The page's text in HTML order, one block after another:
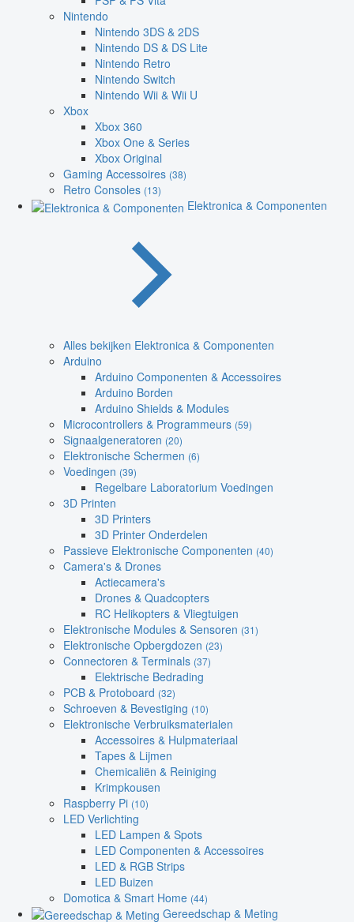
Nintendo
Nintendo 3DS & 2DS
Nintendo DS & DS Lite
Nintendo Retro
Nintendo Switch
Nintendo Wii & Wii U
Xbox
Xbox 360
Xbox One & Series
Xbox Original
Gaming Accessoires (38)
Retro Consoles (13)
Elektronica & Componenten
Alles bekijken Elektronica & Componenten
Arduino
Arduino Componenten & Accessoires
Arduino Borden
Arduino Shields & Modules
Microcontrollers & Programmeurs (59)
Signaalgeneratoren (20)
Elektronische Schermen (6)
Voedingen (39)
Regelbare Laboratorium Voedingen
3D Printen
3D Printers
3D Printer Onderdelen
Passieve Elektronische Componenten (40)
Camera's & Drones
Actiecamera's
Drones & Quadcopters
RC Helikopters & Vliegtuigen
Elektronische Modules & Sensoren (31)
Elektronische Opbergdozen (23)
Connectoren & Terminals (37)
Elektrische Bedrading
PCB & Protoboard (32)
Schroeven & Bevestiging (10)
Elektronische Verbruiksmaterialen
Accessoires & Hulpmateriaal
Tapes & Lijmen
Chemicaliën & Reiniging
Krimpkousen
Raspberry Pi (10)
LED Verlichting
LED Lampen & Spots
LED Componenten & Accessoires
LED & RGB Strips
LED Buizen
Domotica & Smart Home (44)
Gereedschap & Meting